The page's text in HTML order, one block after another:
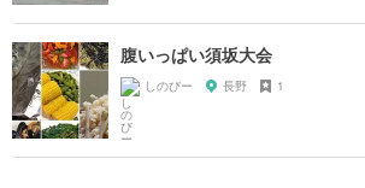
腹いっぱい須坂大会
しのびー 長野 1